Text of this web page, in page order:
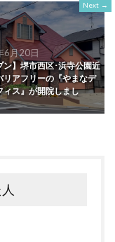
Next
6月20日
ン】堺市西区･浜寺公園近
リアフリーの『やまなデ
ィス』が開院しまし